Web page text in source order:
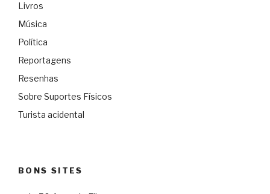
Livros
Música
Política
Reportagens
Resenhas
Sobre Suportes Físicos
Turista acidental
BONS SITES